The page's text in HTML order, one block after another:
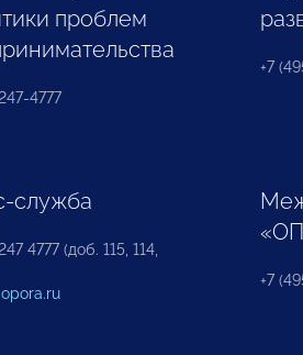
проблем
4777
+7
служба
4777 (доб. 115, 114,
+7